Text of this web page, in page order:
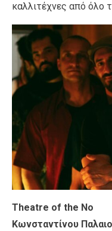
καλλιτέχνες από όλο
Theatre of the No
Κωνσταντίνου